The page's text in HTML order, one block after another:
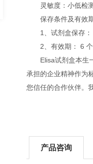
灵敏度：小低检测
保存条件及有效期
1、试剂盒保存：
2、有效期： 6 个
Elisa试剂盒本生一
承担的企业精神作为
您信任的合作伙伴。
产品咨询